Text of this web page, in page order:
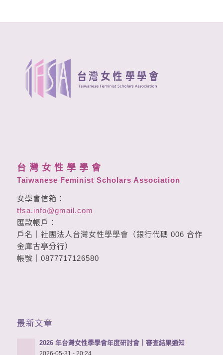
台 灣 女 性 學 學 會
Taiwanese Feminist Scholars Association
女學會信箱：
tfsa.info@gmail.com
匯款帳戶：
戶名｜社團法人台灣女性學學會（銀行代碼 006 合作
金庫古亭分行）
帳號｜0877717126580
最新文章
2026 年台灣女性學學會年度研討會｜審查結果通知
2026-05-31 - 20:24